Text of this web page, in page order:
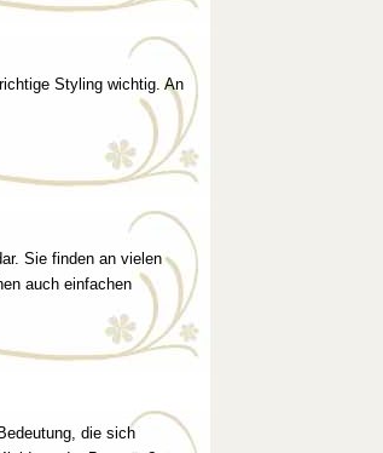
Styling wichtig. An
Sie finden an vielen
auch einfachen
die sich